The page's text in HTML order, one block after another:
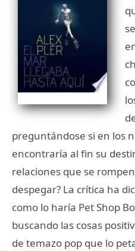
preguntándose si en los
encontraría al fin su
relaciones que se
despegar? La crítica ha
como lo haría Pet Shop
buscando las cosas
de temazo pop que lo